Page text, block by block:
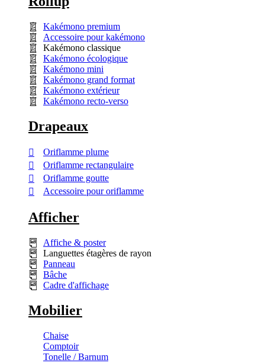
Kakémono premium
Accessoire pour kakémono
Kakémono classique
Kakémono écologique
Kakémono mini
Kakémono grand format
Kakémono extérieur
Kakémono recto-verso
Drapeaux
Oriflamme plume
Oriflamme rectangulaire
Oriflamme goutte
Accessoire pour oriflamme
Afficher
Affiche & poster
Languettes étagères de rayon
Panneau
Bâche
Cadre d'affichage
Mobilier
Chaise
Comptoir
Tonelle / Barnum